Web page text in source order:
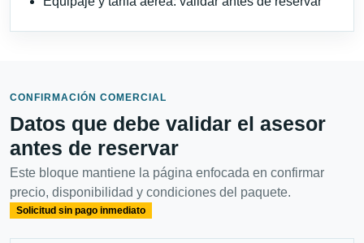
CONFIRMACIÓN COMERCIAL
Datos que debe validar el asesor
antes de reservar
Este bloque mantiene la página enfocada en confirmar
precio, disponibilidad y condiciones del paquete.
Solicitud sin pago inmediato